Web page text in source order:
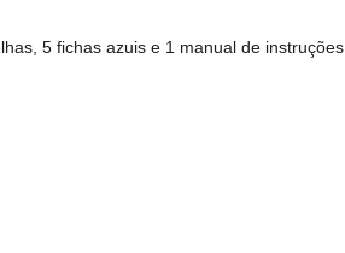
5 fichas azuis e 1 manual de instruções